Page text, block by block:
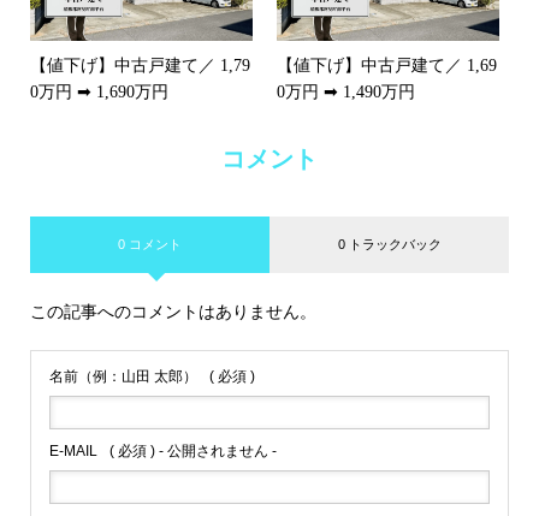
【値下げ】中古戸建て／ 1,79
0万円 ➡ 1,690万円
【値下げ】中古戸建て／ 1,69
0万円 ➡ 1,490万円
コメント
0 コメント 0 トラックバック
この記事へのコメントはありません。
名前（例：山田 太郎） ( 必須 )
E-MAIL ( 必須 ) - 公開されません -